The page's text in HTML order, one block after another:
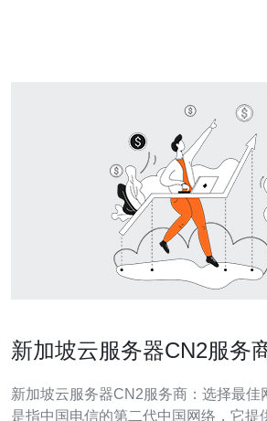
新加坡云服务器CN2服务
新加坡云服务器CN2服务商：选择最佳网络性
是指中国电信的第二代中国网络，它提